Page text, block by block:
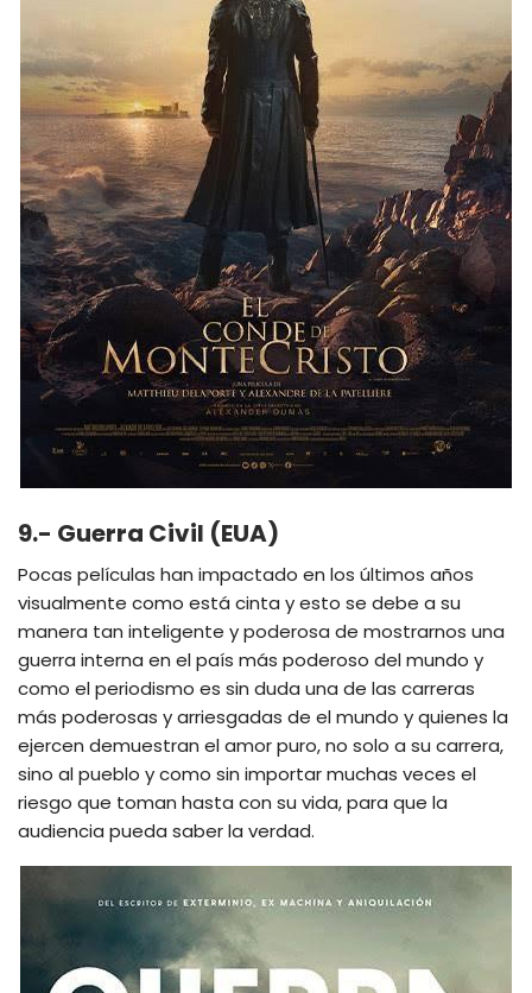
9.- Guerra Civil (EUA)
Pocas películas han impactado en los últimos años
visualmente como está cinta y esto se debe a su
manera tan inteligente y poderosa de mostrarnos una
guerra interna en el país más poderoso del mundo y
como el periodismo es sin duda una de las carreras
más poderosas y arriesgadas de el mundo y quienes la
ejercen demuestran el amor puro, no solo a su carrera,
sino al pueblo y como sin importar muchas veces el
riesgo que toman hasta con su vida, para que la
audiencia pueda saber la verdad.